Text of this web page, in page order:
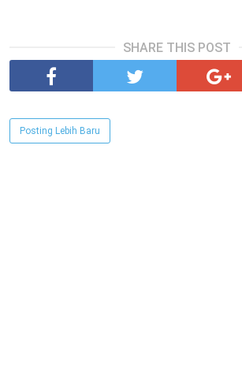
SHARE THIS POST
Posting Lebih Baru